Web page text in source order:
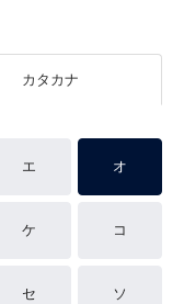
カタカナ
エ オ
ケ コ
セ ソ